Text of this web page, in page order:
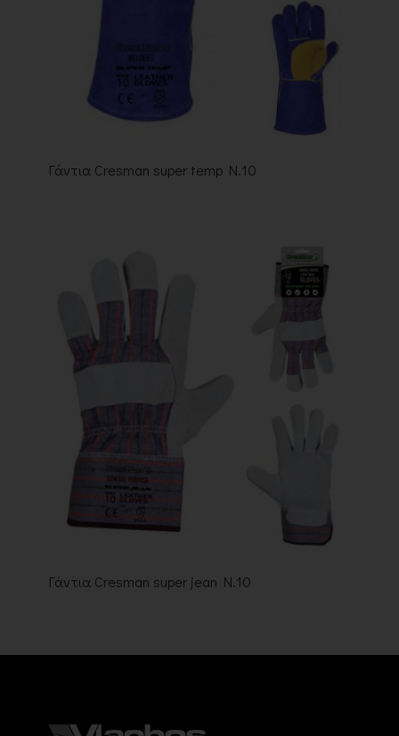
Γάντια Cresman super temp N.10
Γάντια Cresman super jean N.10